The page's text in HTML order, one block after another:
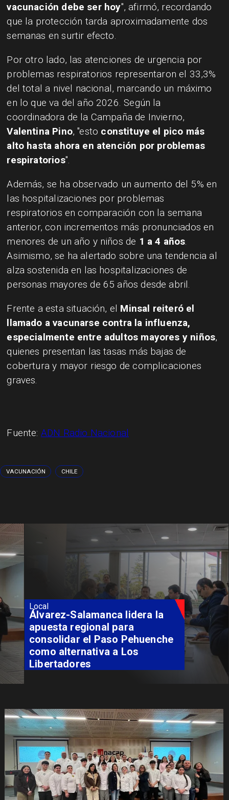
vacunación debe ser hoy", afirmó, recordando
que la protección tarda aproximadamente dos
semanas en surtir efecto.
Por otro lado, las atenciones de urgencia por
problemas respiratorios representaron el 33,3%
del total a nivel nacional, marcando un máximo
en lo que va del año 2026. Según la
coordinadora de la Campaña de Invierno,
Valentina Pino, "esto constituye el pico más
alto hasta ahora en atención por problemas
respiratorios".
Además, se ha observado un aumento del 5% en
las hospitalizaciones por problemas
respiratorios en comparación con la semana
anterior, con incrementos más pronunciados en
menores de un año y niños de 1 a 4 años.
Asimismo, se ha alertado sobre una tendencia al
alza sostenida en las hospitalizaciones de
personas mayores de 65 años desde abril.
Frente a esta situación, el Minsal reiteró el
llamado a vacunarse contra la influenza,
especialmente entre adultos mayores y niños,
quienes presentan las tasas más bajas de
cobertura y mayor riesgo de complicaciones
graves.
Fuente: ADN Radio Nacional
VACUNACIÓN CHILE
Local
Álvarez-Salamanca lidera la
apuesta regional para
consolidar el Paso Pehuenche
como alternativa a Los
Libertadores